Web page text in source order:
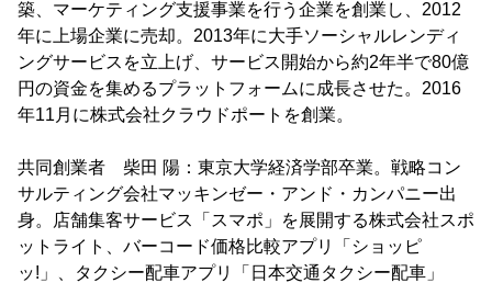
築、マーケティング支援事業を行う企業を創業し、2012
年に上場企業に売却。2013年に大手ソーシャルレンディ
ングサービスを立上げ、サービス開始から約2年半で80億
円の資金を集めるプラットフォームに成長させた。2016
年11月に株式会社クラウドポートを創業。
共同創業者 柴田 陽：東京大学経済学部卒業。戦略コン
サルティング会社マッキンゼー・アンド・カンパニー出
身。店舗集客サービス「スマポ」を展開する株式会社スポ
ットライト、バーコード価格比較アプリ「ショッピ
ッ!」、タクシー配車アプリ「日本交通タクシー配車」